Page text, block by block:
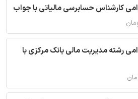
کارشناس حسابرسی مالیاتی با جواب
رشته مدیریت مالی بانک مرکزی با